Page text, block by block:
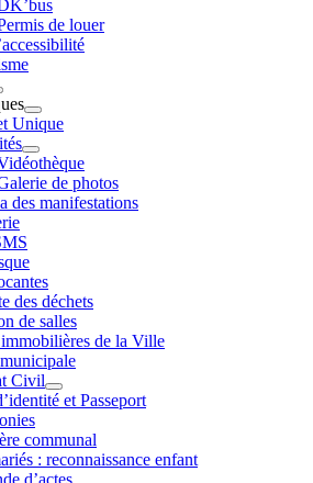
de louer
Unique
de photos
des manifestations
des déchets
de salles
de la Ville
Civil
et Passeport
communal
: reconnaissance enfant
d’actes